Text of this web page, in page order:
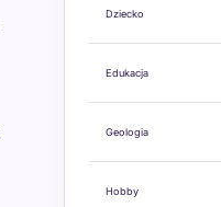
Dziecko
Edukacja
Geologia
Hobby